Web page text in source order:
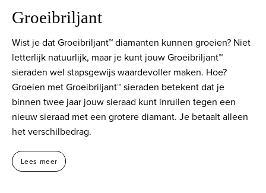
Groeibriljant
Wist je dat Groeibriljant™ diamanten kunnen groeien? Niet
letterlijk natuurlijk, maar je kunt jouw Groeibriljant™
sieraden wel stapsgewijs waardevoller maken. Hoe?
Groeien met Groeibriljant™ sieraden betekent dat je
binnen twee jaar jouw sieraad kunt inruilen tegen een
nieuw sieraad met een grotere diamant. Je betaalt alleen
het verschilbedrag.
Lees meer